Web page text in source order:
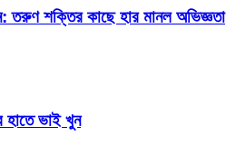
তরুণ শক্তির কাছে হার মানল অভিজ্ঞতা
হাতে ভাই খুন